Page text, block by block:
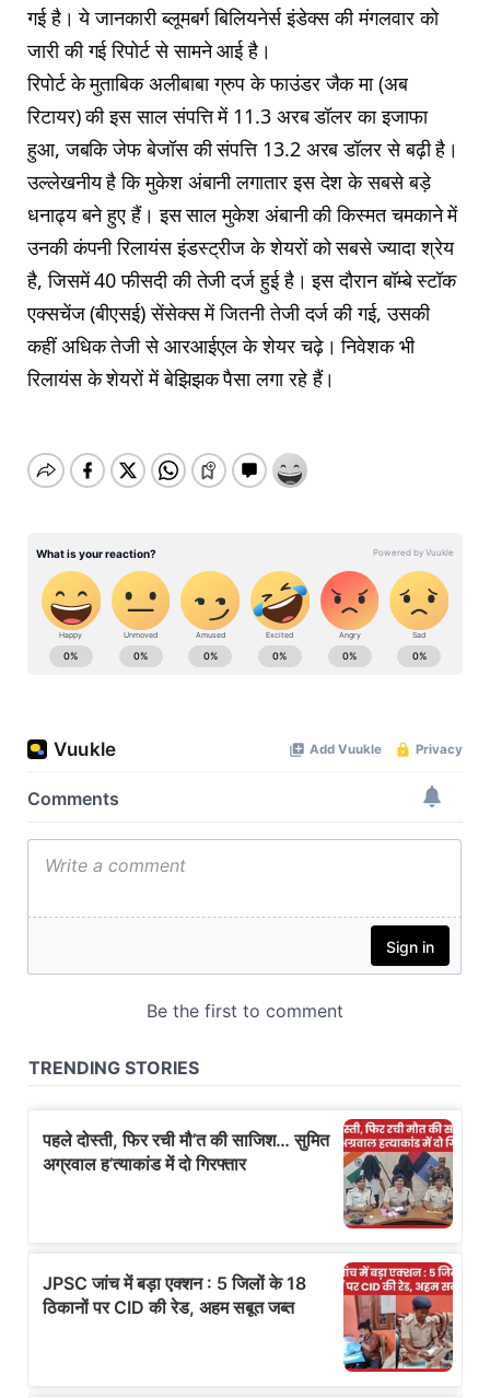
गई है। ये जानकारी ब्लूमबर्ग बिलियनेर्स इंडेक्स की मंगलवार को
जारी की गई रिपोर्ट से सामने आई है।
रिपोर्ट के मुताबिक अलीबाबा ग्रुप के फाउंडर जैक मा (अब
रिटायर) की इस साल संपत्ति में 11.3 अरब डॉलर का इजाफा
हुआ, जबकि जेफ बेजॉस की संपत्ति 13.2 अरब डॉलर से बढ़ी है।
उल्‍लेखनीय है कि मुकेश अंबानी लगातार इस देश के सबसे बड़े
धनाढ्य बने हुए हैं। इस साल मुकेश अंबानी की किस्‍मत चमकाने में
उनकी कंपनी रिलायंस इंडस्ट्रीज के शेयरों को सबसे ज्यादा श्रेय
है, जिसमें 40 फीसदी की तेजी दर्ज हुई है। इस दौरान बॉम्‍बे स्‍टॉक
एक्‍सचेंज (बीएसई) सेंसेक्स में जितनी तेजी दर्ज की गई, उसकी
कहीं अधिक तेजी से आरआईएल के शेयर चढ़े। निवेशक भी
रिलायंस के शेयरों में बेझिझक पैसा लगा रहे हैं।